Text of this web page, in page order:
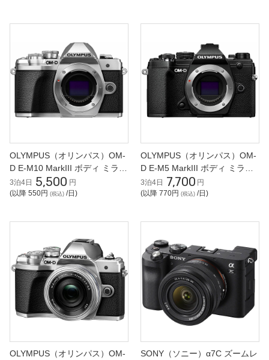
OLYMPUS（オリンパス）OM-
D E-M10 MarkIII ボディ ミラー
レス一眼
3泊4日 5,500 円
(以降 550円 (税込) /日)
OLYMPUS（オリンパス）OM-
D E-M5 MarkIII ボディ ミラー
レス一眼
3泊4日 7,700 円
(以降 770円 (税込)/日)
OLYMPUS（オリンパス）OM-
SONY（ソニー）α7C ズームレ